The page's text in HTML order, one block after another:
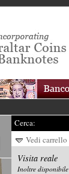
Cerca:
Vedi carrello
Visita reale
Inoltre disponibile